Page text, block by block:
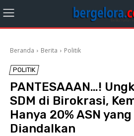
Beranda Berita Politik
POLITIK
PANTESAAAN…!
SDM di Birokrasi,
Hanya 20% ASN
Diandalkan